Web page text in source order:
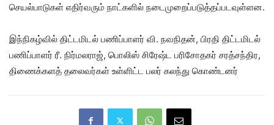
செயல்பாடுகள் எதிர்வரும் நாட்களில் நடைமுறைப்படுத்தப்படவுள்ளன.
இந்நிகழ்வில் திட்டமிடல் பணிப்பாளர் வி. நவநிதன், பிரதி திட்டமிடல்
பணிப்பாளர் ரீ. நிர்மலராஜ், பொலிஸ் சிரேஷ்ட பரிசோதகர் சரத்சந்திர,
திணைக்களத் தலைவர்கள் உள்ளிட்ட பலர் கலந்து கொண்டனர்